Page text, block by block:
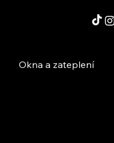
Okna a zateplení